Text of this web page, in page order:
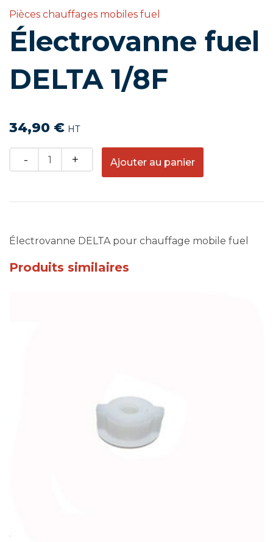
Pièces chauffages mobiles fuel
Électrovanne fuel
DELTA 1/8F
34,90 € HT
Quantity
Ajouter au panier
Électrovanne DELTA pour chauffage mobile fuel
Produits similaires